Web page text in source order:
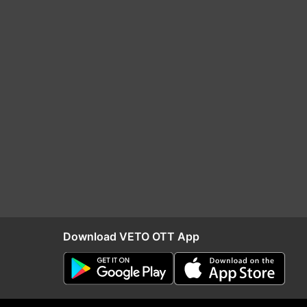
Download VETO OTT App